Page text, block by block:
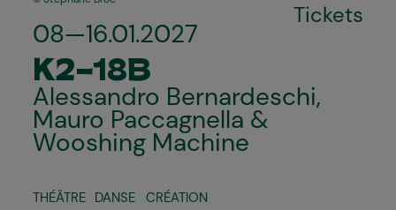
08—16.01.2027
Tickets
K2-18B
Alessandro Bernardeschi,
Mauro Paccagnella &
Wooshing Machine
THÉÂTRE DANSE CRÉATION